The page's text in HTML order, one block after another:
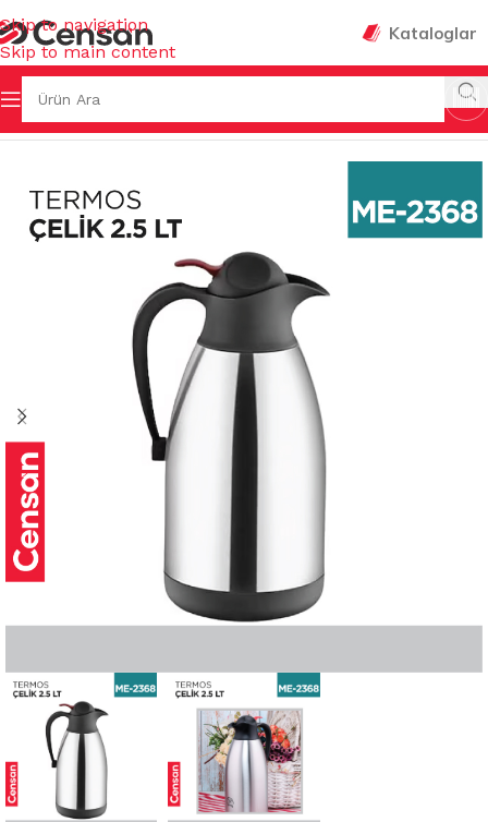
Skip to navigation
Skip to main content
Kataloglar
KAHVE BARDAKLARI & TERMOSLAR & AKSESUARLARI